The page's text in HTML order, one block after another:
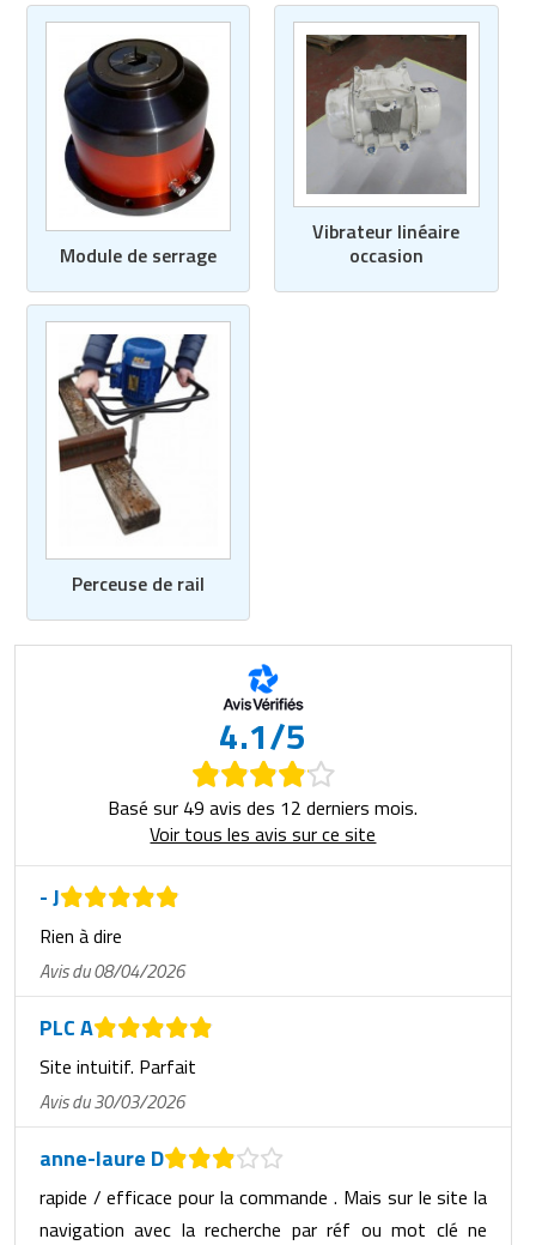
Module de serrage
Vibrateur linéaire
occasion
Perceuse de rail
4.1/5
Basé sur 49 avis des 12 derniers mois.
Voir tous les avis sur ce site
- J
Rien à dire
Avis du 08/04/2026
PLC A
Site intuitif. Parfait
Avis du 30/03/2026
anne-laure D
rapide / efficace pour la commande . Mais sur le site la
navigation avec la recherche par réf ou mot clé ne